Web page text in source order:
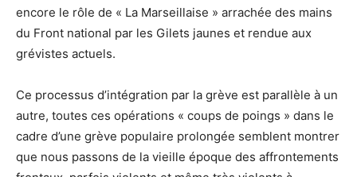
encore le rôle de « La Marseillaise » arrachée des mains
du Front national par les Gilets jaunes et rendue aux
grévistes actuels.
Ce processus d’intégration par la grève est parallèle à un
autre, toutes ces opérations « coups de poings » dans le
cadre d’une grève populaire prolongée semblent montrer
que nous passons de la vieille époque des affrontements